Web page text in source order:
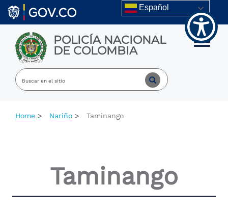
Welcome
All
Accessibility
screen
reader.
Skip to main content Español
POLICÍA NACIONAL
DE COLOMBIA Toggle
Home Nariño Taminango
Taminango